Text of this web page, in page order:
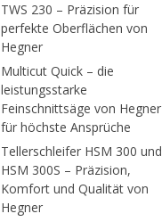
TWS 230 – Präzision für
perfekte Oberflächen von
Hegner
Multicut Quick – die
leistungsstarke
Feinschnittsäge von Hegner
für höchste Ansprüche
Tellerschleifer HSM 300 und
HSM 300S – Präzision,
Komfort und Qualität von
Hegner